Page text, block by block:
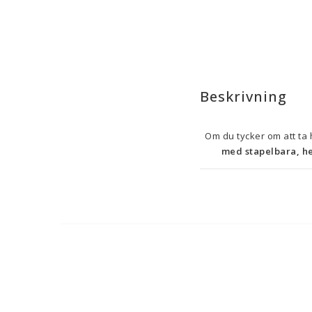
Beskrivning
Om du tycker om att
med stapelbara,